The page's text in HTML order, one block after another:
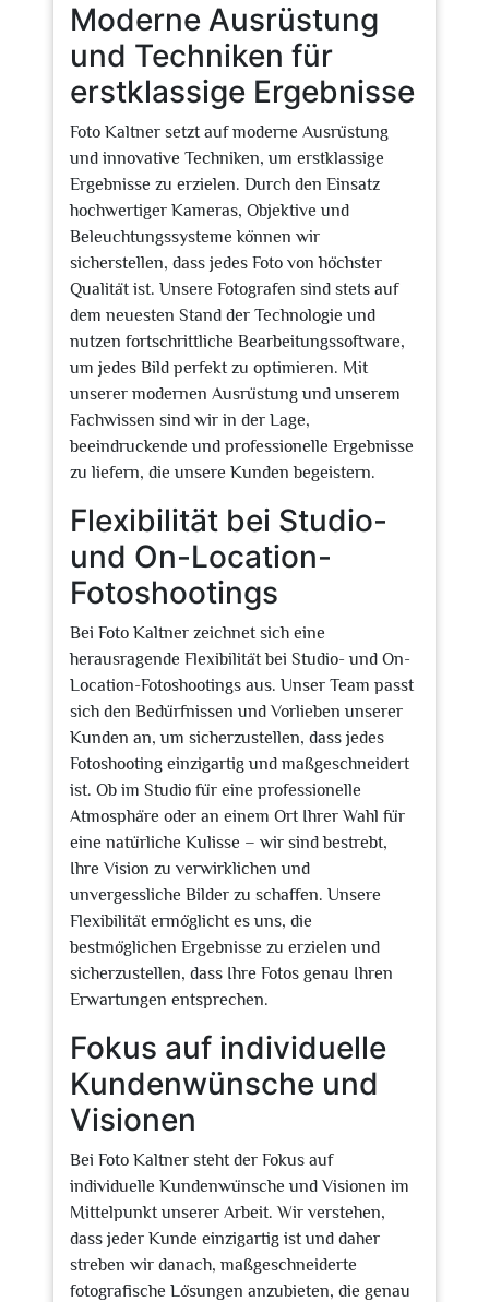
Moderne Ausrüstung
und Techniken für
erstklassige Ergebnisse
Foto Kaltner setzt auf moderne Ausrüstung
und innovative Techniken, um erstklassige
Ergebnisse zu erzielen. Durch den Einsatz
hochwertiger Kameras, Objektive und
Beleuchtungssysteme können wir
sicherstellen, dass jedes Foto von höchster
Qualität ist. Unsere Fotografen sind stets auf
dem neuesten Stand der Technologie und
nutzen fortschrittliche Bearbeitungssoftware,
um jedes Bild perfekt zu optimieren. Mit
unserer modernen Ausrüstung und unserem
Fachwissen sind wir in der Lage,
beeindruckende und professionelle Ergebnisse
zu liefern, die unsere Kunden begeistern.
Flexibilität bei Studio-
und On-Location-
Fotoshootings
Bei Foto Kaltner zeichnet sich eine
herausragende Flexibilität bei Studio- und On-
Location-Fotoshootings aus. Unser Team passt
sich den Bedürfnissen und Vorlieben unserer
Kunden an, um sicherzustellen, dass jedes
Fotoshooting einzigartig und maßgeschneidert
ist. Ob im Studio für eine professionelle
Atmosphäre oder an einem Ort Ihrer Wahl für
eine natürliche Kulisse – wir sind bestrebt,
Ihre Vision zu verwirklichen und
unvergessliche Bilder zu schaffen. Unsere
Flexibilität ermöglicht es uns, die
bestmöglichen Ergebnisse zu erzielen und
sicherzustellen, dass Ihre Fotos genau Ihren
Erwartungen entsprechen.
Fokus auf individuelle
Kundenwünsche und
Visionen
Bei Foto Kaltner steht der Fokus auf
individuelle Kundenwünsche und Visionen im
Mittelpunkt unserer Arbeit. Wir verstehen,
dass jeder Kunde einzigartig ist und daher
streben wir danach, maßgeschneiderte
fotografische Lösungen anzubieten, die genau